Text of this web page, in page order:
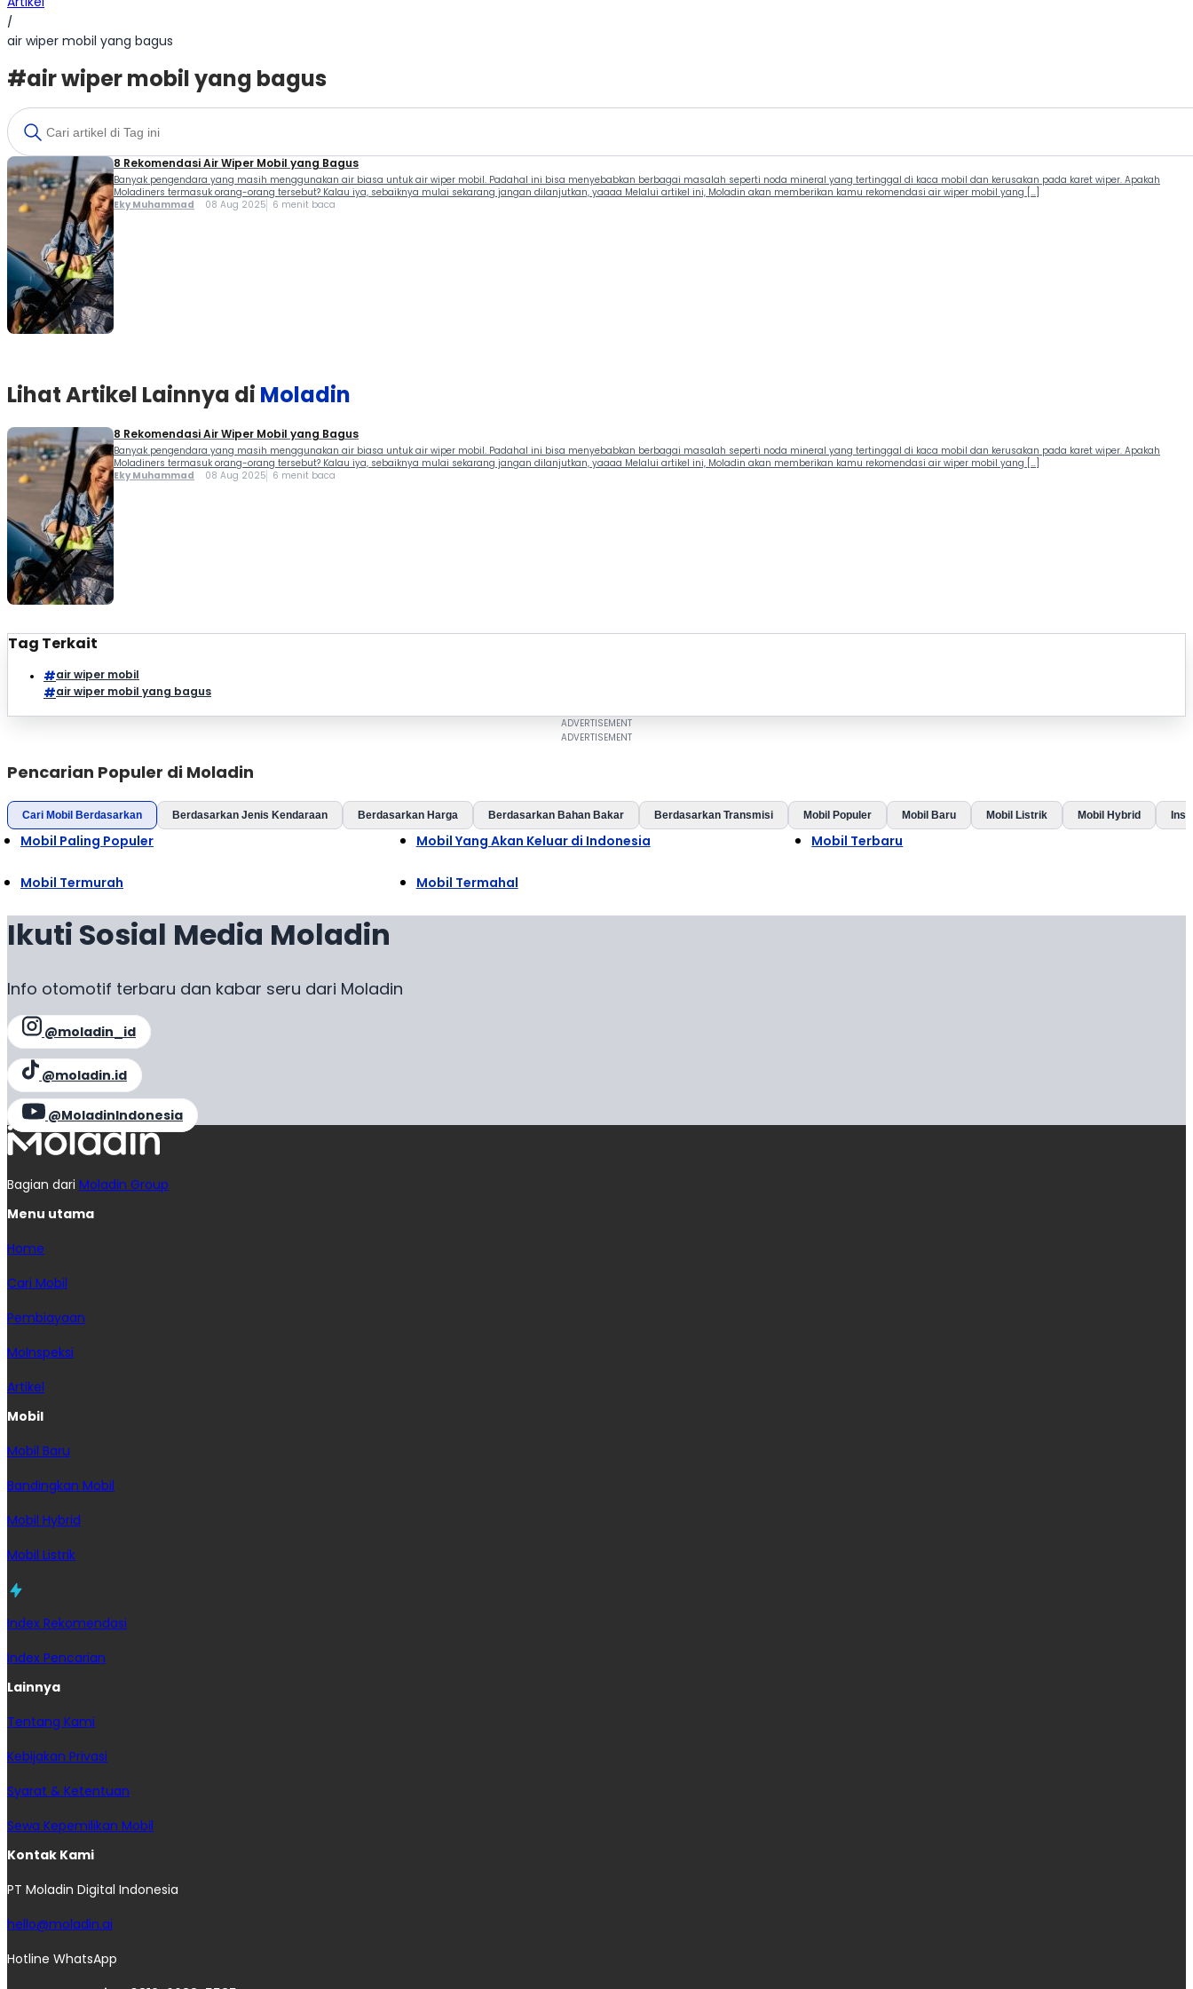
/
air wiper mobil yang bagus
#air wiper mobil yang bagus
8 Rekomendasi Air Wiper Mobil yang Bagus
Banyak pengendara yang masih menggunakan air biasa untuk air wiper mobil. Padahal ini bisa menyebabkan berbagai masalah seperti noda mineral yang tertinggal di kaca mobil dan kerusakan pada karet wiper. Apakah
Moladiners termasuk orang-orang tersebut? Kalau iya, sebaiknya mulai sekarang jangan dilanjutkan, yaaaa Melalui artikel ini, Moladin akan memberikan kamu rekomendasi air wiper mobil yang […]
Eky Muhammad 08 Aug 2025 6 menit baca
Lihat Artikel Lainnya di Moladin
8 Rekomendasi Air Wiper Mobil yang Bagus
Banyak pengendara yang masih menggunakan air biasa untuk air wiper mobil. Padahal ini bisa menyebabkan berbagai masalah seperti noda mineral yang tertinggal di kaca mobil dan kerusakan pada karet wiper. Apakah
Moladiners termasuk orang-orang tersebut? Kalau iya, sebaiknya mulai sekarang jangan dilanjutkan, yaaaa Melalui artikel ini, Moladin akan memberikan kamu rekomendasi air wiper mobil yang […]
Eky Muhammad 08 Aug 2025 6 menit baca
Tag Terkait
air wiper mobil
air wiper mobil yang bagus
Pencarian Populer di Moladin
Cari Mobil Berdasarkan Berdasarkan Jenis Kendaraan Berdasarkan Harga Berdasarkan Bahan Bakar Berdasarkan Transmisi Mobil Populer Mobil Baru Mobil Listrik Mobil Hybrid
Mobil Paling Populer Mobil Yang Akan Keluar di Indonesia Mobil Terbaru
Mobil Termurah Mobil Termahal
Ikuti Sosial Media Moladin
Info otomotif terbaru dan kabar seru dari Moladin
@moladin_id
@moladin.id
@MoladinIndonesia
Bagian dari Moladin Group
Menu utama
Home
Cari Mobil
Pembiayaan
MoInspeksi
Artikel
Mobil
Mobil Baru
Bandingkan Mobil
Mobil Hybrid
Mobil Listrik
Index Rekomendasi
Index Pencarian
Lainnya
Tentang Kami
Kebijakan Privasi
Syarat & Ketentuan
Sewa Kepemilikan Mobil
Kontak Kami
PT Moladin Digital Indonesia
hello@moladin.ai
Hotline WhatsApp